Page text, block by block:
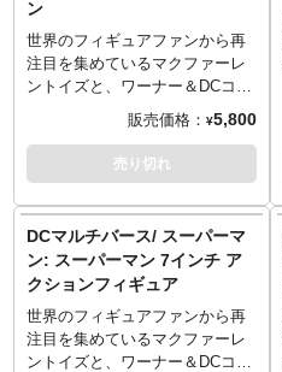
ン
世界のフィギュアファンから再
注目を集めているマクファーレ
ントイズと、ワーナー＆DCコミ
ックスが強力タッグで展開する
７インチフィギュアシリーズ
「DCマルチバース」。
1996年のコミック
でラインナップ！全高約18セン
チ、約22箇所可動でアクション
フィギュア化され、造形や質感
にこだわり、細部に至るまで再
現。バットラング、差し替え用
ハンドパーツ、ディスプレイベ
販売価格： ¥5,800
売り切れ
DCマルチバース/ スーパーマ
ン: スーパーマン 7インチ ア
クションフィギュア
世界のフィギュアファンから再
注目を集めているマクファーレ
ントイズと、ワーナー＆DCコミ